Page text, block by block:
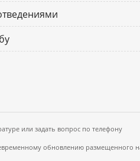
или задать вопрос по телефону
обновлению размещенного